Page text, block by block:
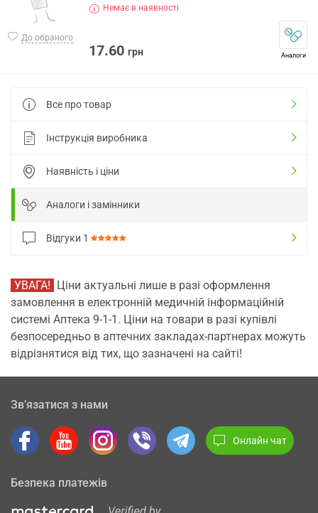
До обраного
Немає в наявності
17.60 грн Аналоги
Все про товар
Інструкція виробника
Наявність і ціни
Аналоги і замінники
Відгуки 1
УВАГА! Ціни актуальні лише в разі оформлення
замовлення в електронній медичній інформаційній
системі Аптека 9-1-1. Ціни на товари в разі купівлі
безпосередньо в аптечних закладах-партнерах можуть
відрізнятися від тих, що зазначені на сайті!
Зв’язатися з нами
Онлайн чат
Безпека платежів